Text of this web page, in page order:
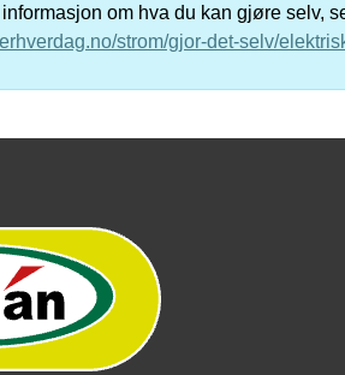
om hva du kan gjøre selv,
strom/gjor-det-selv/